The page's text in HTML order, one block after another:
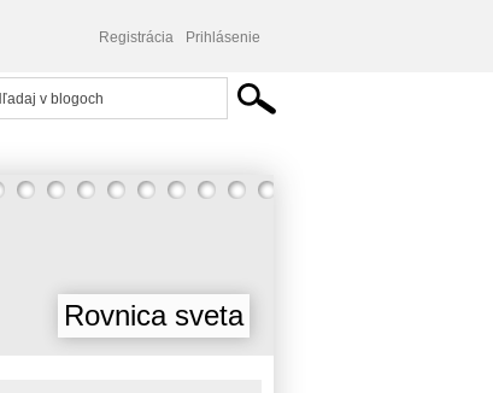
Registrácia Prihlásenie
Rovnica sveta